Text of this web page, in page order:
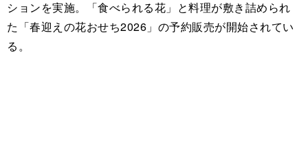
ションを実施。「食べられる花」と料理が敷き詰められ
た「春迎えの花おせち2026」の予約販売が開始されてい
る。